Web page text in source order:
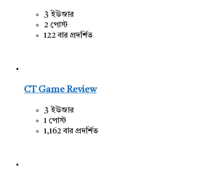
3 ইউজার
2 পোস্ট
122 বার প্রদর্শিত
CT Game Review
3 ইউজার
1 পোস্ট
1,162 বার প্রদর্শিত